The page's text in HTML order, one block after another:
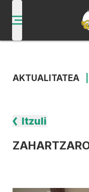
AKTUALITATEA
Itzuli